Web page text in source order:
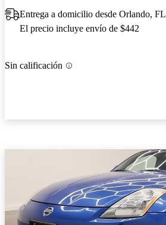
Entrega a domicilio desde Orlando, FL
El precio incluye envío de $442
Sin calificación